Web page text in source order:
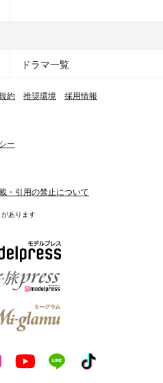
ドラマ一覧
約 推奨環境 採用情報
ー
・引用の禁止について
あります